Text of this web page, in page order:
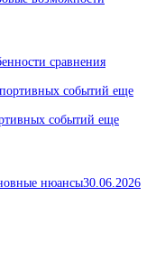
сравнения
событий еще
нюансы30.06.2026